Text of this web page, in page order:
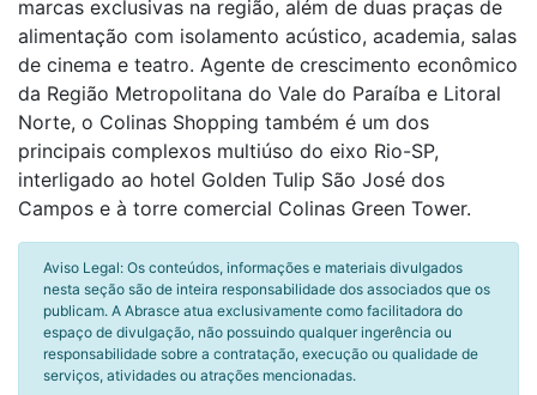
marcas exclusivas na região, além de duas praças de
alimentação com isolamento acústico, academia, salas
de cinema e teatro. Agente de crescimento econômico
da Região Metropolitana do Vale do Paraíba e Litoral
Norte, o Colinas Shopping também é um dos
principais complexos multiúso do eixo Rio-SP,
interligado ao hotel Golden Tulip São José dos
Campos e à torre comercial Colinas Green Tower.
Aviso Legal: Os conteúdos, informações e materiais divulgados
nesta seção são de inteira responsabilidade dos associados que os
publicam. A Abrasce atua exclusivamente como facilitadora do
espaço de divulgação, não possuindo qualquer ingerência ou
responsabilidade sobre a contratação, execução ou qualidade de
serviços, atividades ou atrações mencionadas.